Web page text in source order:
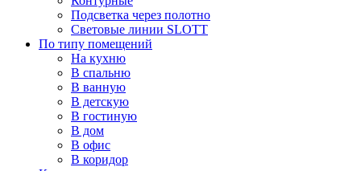
Подсветка через полотно
Световые линии SLOTT
По типу помещений
На кухню
В спальню
В ванную
В детскую
В гостиную
В дом
В офис
В коридор